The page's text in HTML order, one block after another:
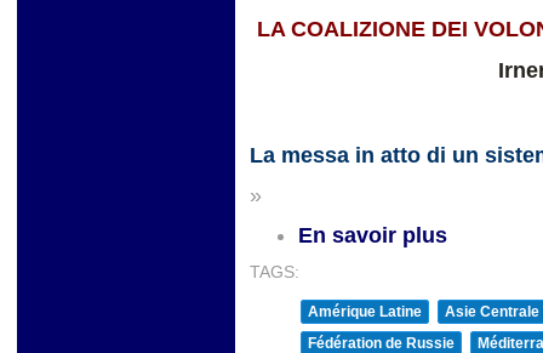
LA COALIZIONE DEI
La messa in atto di un
»
En savoir plus
TAGS:
Amérique Latine
Asie Centrale
Fédération de Russie